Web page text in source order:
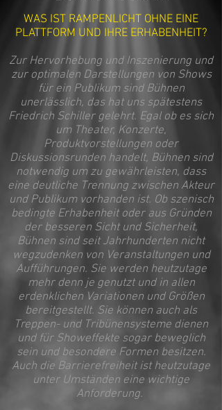
WAS IST RAMPENLICHT OHNE EINE
PLATTFORM UND IHRE ERHABENHEIT?
Zur Hervorhebung und Inszenierung und
zur optimalen Darstellungen von Shows
für ein Publikum sind Bühnen
unerlässlich, das hat uns spätestens
Friedrich Schiller gelehrt. Egal ob es sich
um Theater, Konzerte,
Produktvorstellungen oder
Diskussionsrunden handelt, Bühnen sind
notwendig um zu gewährleisten, dass
eine deutliche Trennung zwischen Akteur
und Publikum vorhanden ist. Ob szenisch
bedingte Erhabenheit oder aus Gründen
der besseren Sicht und Sicherheit,
Bühnen sind seit Jahrhunderten nicht
wegzudenken von Veranstaltungen und
Aufführungen. Sie werden heutzutage
mehr denn je genutzt und in allen
erdenklichen Variationen und Größen
bereitgestellt. Sie können auch als
Treppen- und Tribünensysteme dienen
und für Showeffekte sogar beweglich
sein und besondere Formen besitzen.
Auch die Barrierefreiheit ist heutzutage
unter Umständen eine wichtige
Anforderung.